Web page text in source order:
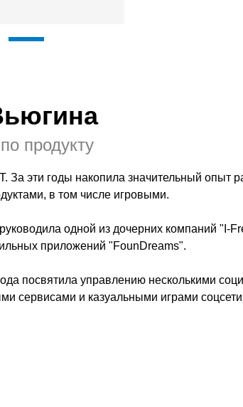
За эти годы накопила значительный опыт
в том числе игровыми.
одной из дочерних компаний "I-
приложений "FounDreams".
посвятила управлению несколькими
сервисами и казуальными играми
продукту